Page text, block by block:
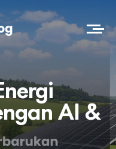
AI &